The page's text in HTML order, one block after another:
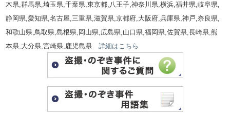
木県,群馬県,埼玉県,千葉県,東京都,八王子,神奈川県,横浜,福井県,岐阜県,
静岡県,愛知県,名古屋,三重県,滋賀県,京都府,大阪府,兵庫県,神戸,奈良県,
和歌山県,鳥取県,島根県,岡山県,広島県,山口県,福岡県,佐賀県,長崎県,熊
本県,大分県,宮崎県,鹿児島県詳細はこちら